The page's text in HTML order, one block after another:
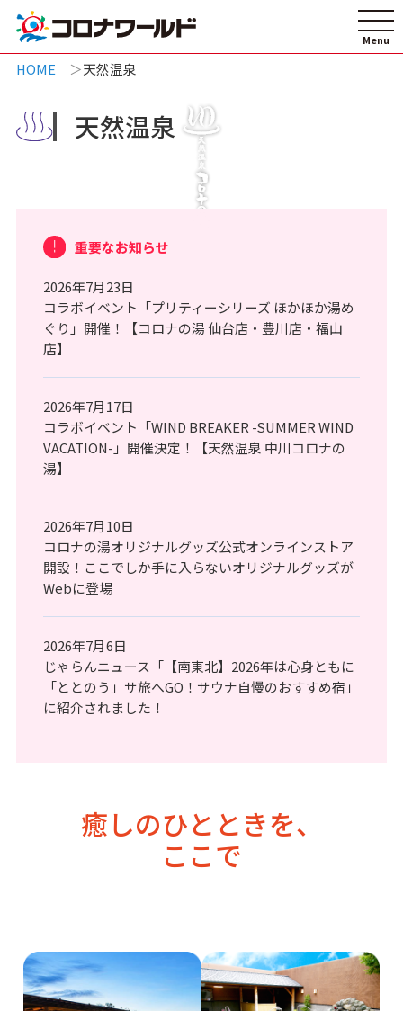
HOME 天然温泉
天然温泉
重要なお知らせ
2026年7月23日
コラボイベント「プリティーシリーズ ほかほか湯め
ぐり」開催！【コロナの湯 仙台店・豊川店・福山
店】
2026年7月17日
コラボイベント「WIND BREAKER -SUMMER WIND
VACATION-」開催決定！【天然温泉 中川コロナの
湯】
2026年7月10日
コロナの湯オリジナルグッズ公式オンラインストア
開設！ここでしか手に入らないオリジナルグッズが
Webに登場
2026年7月6日
じゃらんニュース「【南東北】2026年は心身ともに
「ととのう」サ旅へGO！サウナ自慢のおすすめ宿」
に紹介されました！
癒しのひとときを、
ここで